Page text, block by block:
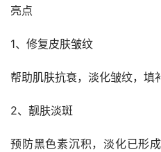
亮点
1、修复皮肤皱纹
帮助肌肤抗衰，淡化皱纹，填
2、靓肤淡斑
预防黑色素沉积，淡化已形